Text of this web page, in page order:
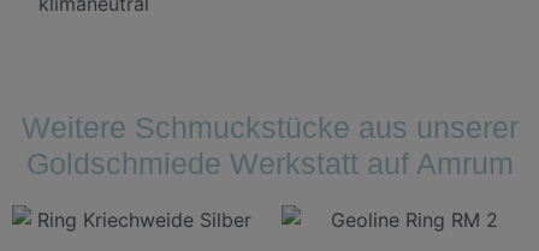
Weitere Schmuckstücke aus unserer
Goldschmiede Werkstatt auf Amrum